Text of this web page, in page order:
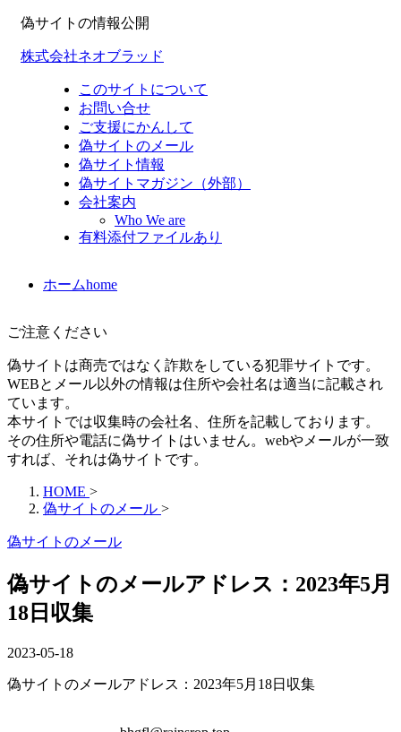
偽サイトの情報公開
株式会社ネオブラッド
このサイトについて
お問い合せ
ご支援にかんして
偽サイトのメール
偽サイト情報
偽サイトマガジン（外部）
会社案内
Who We are
有料添付ファイルあり
ホームhome
ご注意ください
偽サイトは商売ではなく詐欺をしている犯罪サイトです。
WEBとメール以外の情報は住所や会社名は適当に記載され
ています。
本サイトでは収集時の会社名、住所を記載しております。
その住所や電話に偽サイトはいません。webやメールが一致
すれば、それは偽サイトです。
HOME >
偽サイトのメール >
偽サイトのメール
偽サイトのメールアドレス：2023年5月
18日収集
2023-05-18
偽サイトのメールアドレス：2023年5月18日収集